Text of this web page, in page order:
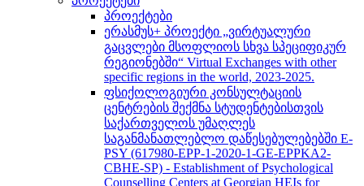
პროექტები
ერასმუს+ პროექტი „ვირტუალური
გაცვლები მსოფლიოს სხვა სპეციფიკურ
რეგიონებში“ Virtual Exchanges with other
specific regions in the world, 2023-2025.
ფსიქოლოგიური კონსულტაციის
ცენტრების შექმნა სტუდენტებისთვის
საქართველოს უმაღლეს
საგანმანათლებლო დაწესებულებებში E-
PSY (617980-EPP-1-2020-1-GE-EPPKA2-
CBHE-SP) - Establishment of Psychological
Counselling Centers at Georgian HEIs for